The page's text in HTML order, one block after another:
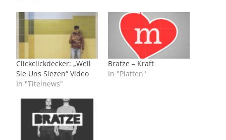
Clickclickdecker: „Weil
Sie Uns Siezen“ Video
In "Titelnews"
Bratze – Kraft
In "Platten"